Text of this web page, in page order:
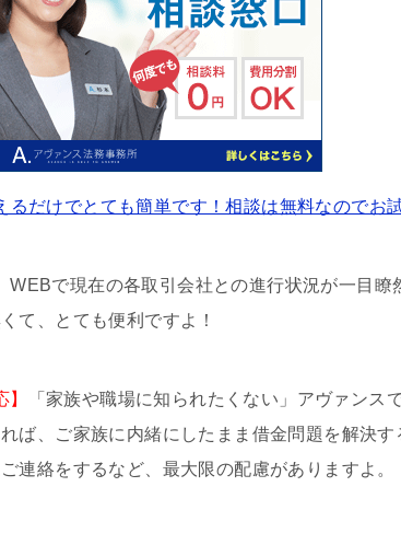
るだけでとても簡単です！相談は無料なのでお
WEBで現在の各取引会社との進行状況が一目瞭
て、とても便利ですよ！
「家族や職場に知られたくない」アヴァンス
ば、ご家族に内緒にしたまま借金問題を解決す
連絡をするなど、最大限の配慮がありますよ。